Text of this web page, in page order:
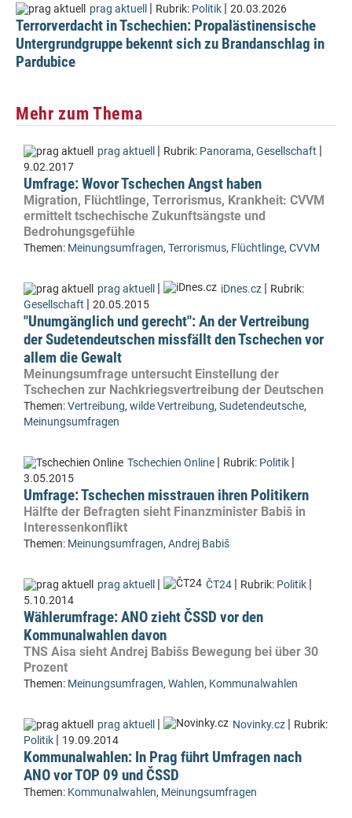
prag aktuell | Rubrik: Politik | 20.03.2026
Terrorverdacht in Tschechien: Propalästinensische
Untergrundgruppe bekennt sich zu Brandanschlag in
Pardubice
Mehr zum Thema
prag aktuell | Rubrik: Panorama, Gesellschaft |
9.02.2017
Umfrage: Wovor Tschechen Angst haben
Migration, Flüchtlinge, Terrorismus, Krankheit: CVVM
ermittelt tschechische Zukunftsängste und
Bedrohungsgefühle
Themen: Meinungsumfragen, Terrorismus, Flüchtlinge, CVVM
prag aktuell | iDnes.cz | Rubrik:
Gesellschaft | 20.05.2015
"Unumgänglich und gerecht": An der Vertreibung
der Sudetendeutschen missfällt den Tschechen vor
allem die Gewalt
Meinungsumfrage untersucht Einstellung der
Tschechen zur Nachkriegsvertreibung der Deutschen
Themen:Vertreibung, wilde Vertreibung, Sudetendeutsche,
Meinungsumfragen
Tschechien Online | Rubrik: Politik |
3.05.2015
Umfrage: Tschechen misstrauen ihren Politikern
Hälfte der Befragten sieht Finanzminister Babiš in
Interessenkonflikt
Themen: Meinungsumfragen, Andrej Babiš
prag aktuell | ČT24 | Rubrik: Politik |
5.10.2014
Wählerumfrage: ANO zieht ČSSD vor den
Kommunalwahlen davon
TNS Aisa sieht Andrej Babišs Bewegung bei über 30
Prozent
Themen: Meinungsumfragen, Wahlen, Kommunalwahlen
prag aktuell | Novinky.cz | Rubrik:
Politik | 19.09.2014
Kommunalwahlen: In Prag führt Umfragen nach
ANO vor TOP 09 und ČSSD
Themen: Kommunalwahlen, Meinungsumfragen